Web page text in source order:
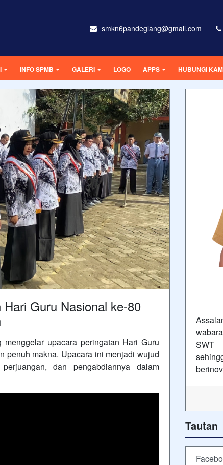
smkn6pandeglang@gmail.com
INFO SPMB GALERI LOGO APPS HUBUNGI
Guru Nasional ke-80
upacara peringatan Hari Guru
penuh makna. Upacara ini menjadi wujud
dan pengabdiannya dalam
SWT
Tautan